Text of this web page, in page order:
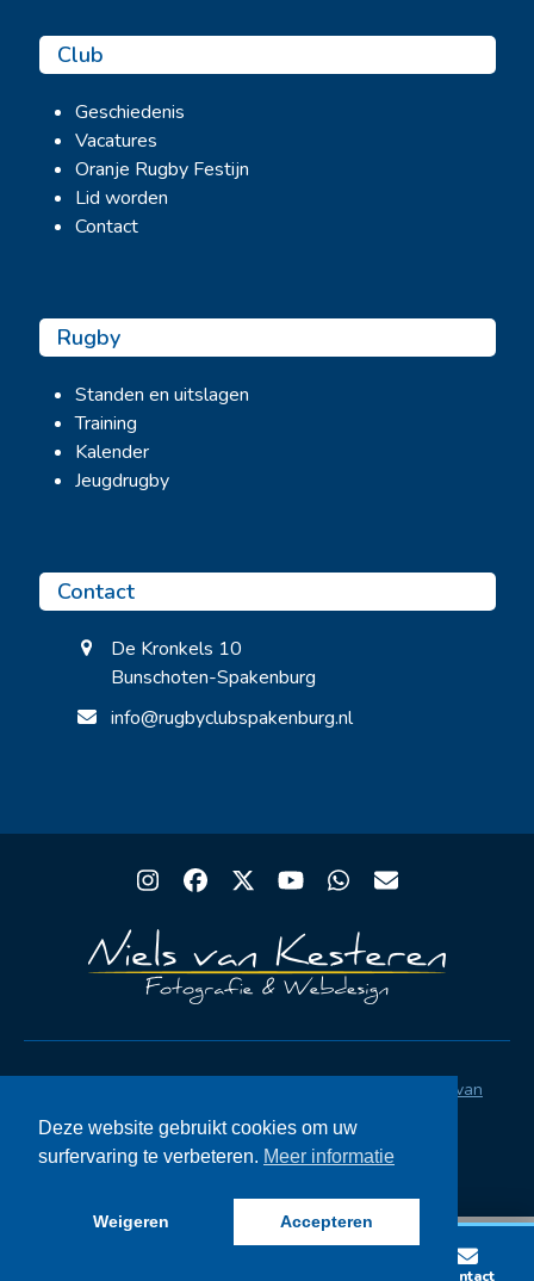
Club
Geschiedenis
Vacatures
Oranje Rugby Festijn
Lid worden
Contact
Rugby
Standen en uitslagen
Training
Kalender
Jeugdrugby
Contact
De Kronkels 10
Bunschoten-Spakenburg
info@rugbyclubspakenburg.nl
Instagram
Facebook
TwitterYouTubeWhatsapp
Email
Niels van
Kesteren
Privacystatement AVG
Contact
Deze website gebruikt cookies om uw
surfervaring te verbeteren. Meer informatie
Weigeren Accepteren